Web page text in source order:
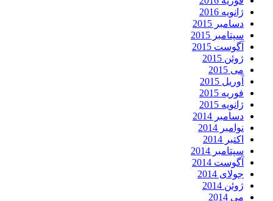
ژانویه 2016
دسامبر 2015
سپتامبر 2015
آگوست 2015
ژوئن 2015
می 2015
آوریل 2015
فوریه 2015
ژانویه 2015
دسامبر 2014
نوامبر 2014
اکتبر 2014
سپتامبر 2014
آگوست 2014
جولای 2014
ژوئن 2014
می 2014